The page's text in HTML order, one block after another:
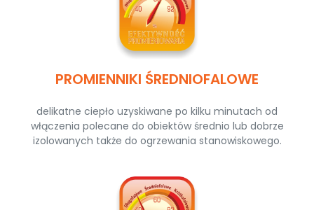
PROMIENNIKI ŚREDNIOFALOWE
delikatne ciepło uzyskiwane po kilku minutach od
włączenia polecane do obiektów średnio lub dobrze
izolowanych także do ogrzewania stanowiskowego.